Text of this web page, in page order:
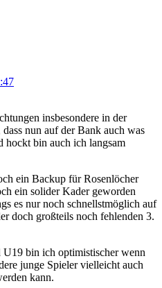
insbesondere in der
nun auf der Bank auch was
hockt bin auch ich langsam
ein Backup für Rosenlöcher
ein solider Kader geworden
es nur noch schnellstmöglich auf
doch großteils noch fehlenden 3.
bin ich optimistischer wenn
junge Spieler vielleicht auch
kann.